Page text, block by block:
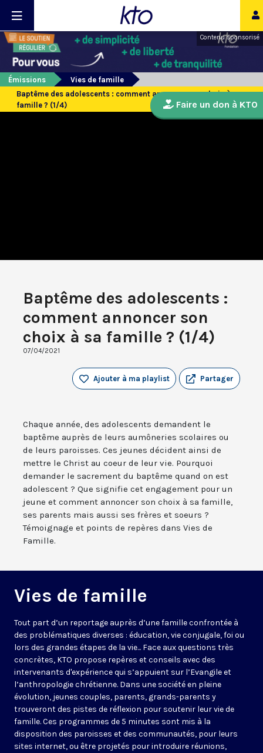
Contenu sponsorisé
Émissions
Vies de famille
Baptême des adolescents : comment annoncer son choix à sa
famille ? (1/4)
Baptême des adolescents :
comment annoncer son
choix à sa famille ? (1/4)
07/04/2021
Partager
Ajouter à ma playlist
Chaque année, des adolescents demandent le
baptême auprès de leurs aumôneries scolaires ou
de leurs paroisses. Ces jeunes décident ainsi de
mettre le Christ au coeur de leur vie. Pourquoi
demander le sacrement du baptême quand on est
adolescent ? Que signifie cet engagement pour un
jeune et comment annoncer son choix à sa famille,
ses parents mais aussi ses frères et soeurs ?
Témoignage et points de repères dans Vies de
Famille.
Vies de famille
Tout part d’un reportage auprès d’une famille confrontée à
des problématiques diverses : éducation, vie conjugale, foi ou
lors des grandes étapes de la vie... Face aux questions très
concrètes, KTO propose repères et conseils avec des
intervenants d'expérience qui s’appuient sur l’Evangile et
l’anthropologie chrétienne. Dans une société en pleine
évolution, jeunes couples, parents, grands-parents y
trouveront des pistes de réflexion pour soutenir leur vie de
famille. Ces programmes de 5 minutes sont mis à la
disposition des paroisses et des communautés, pour leurs
sites internet, ou être projetés pour introduire réunions,
Faire un don à KTO